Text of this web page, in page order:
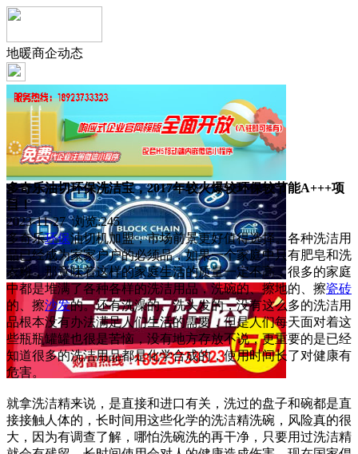
地暖商企动态
多奇乐油切环保洗洁宝，2017年较火爆较环保较节能A+++项
目！
2023-11-27 浏览:245
多奇乐环保油切机加盟，市场前景更好值得选择。各种洗洁用
品已经成为家家户户的必须品，如果一个家庭中只有肥皂和洗
衣粉，那意味着这样的家庭生活的质量一定不高，很多的家庭
中都是堆满了各种各样的洗洁用品，洗碗的、擦地的、擦瓷砖
的、擦沙发的。还有洗澡的、洗头发的，没有这么多的洗洁用
品根本没有办法满足人们生活的需要，但是人们每天面对着这
些瓶瓶罐罐也很是苦恼，没有地方存放不说，更重要的是已经
知道很多的洗洁用品都是化学合成的，使用时间长了对健康有
危害。
就拿洗洁精来说，是直接和进口有关，洗过的盘子和碗都是直
接接触人体的，长时间用这些化学的洗洁精洗碗，风险真的很
大，因为有调查了解，哪怕洗碗洗的再干净，只要用过洗洁精